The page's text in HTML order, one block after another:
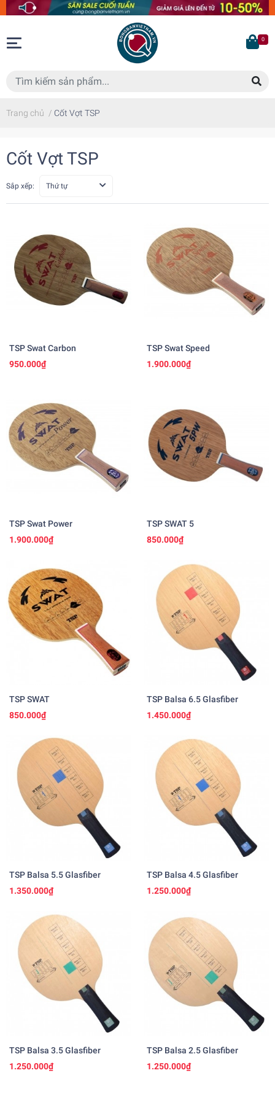
0
Trang chủ / Cốt Vợt TSP
Cốt Vợt TSP
Sắp xếp: Thứ tự
TSP Swat Carbon
950.000₫
TSP Swat Speed
1.900.000₫
TSP Swat Power
1.900.000₫
TSP SWAT 5
850.000₫
TSP SWAT
850.000₫
TSP Balsa 6.5 Glasfiber
1.450.000₫
TSP Balsa 5.5 Glasfiber
1.350.000₫
TSP Balsa 4.5 Glasfiber
1.250.000₫
TSP Balsa 3.5 Glasfiber
1.250.000₫
TSP Balsa 2.5 Glasfiber
1.250.000₫